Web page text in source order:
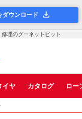
ダウンロード
理のグーネットピット
イヤ カタログ ロー